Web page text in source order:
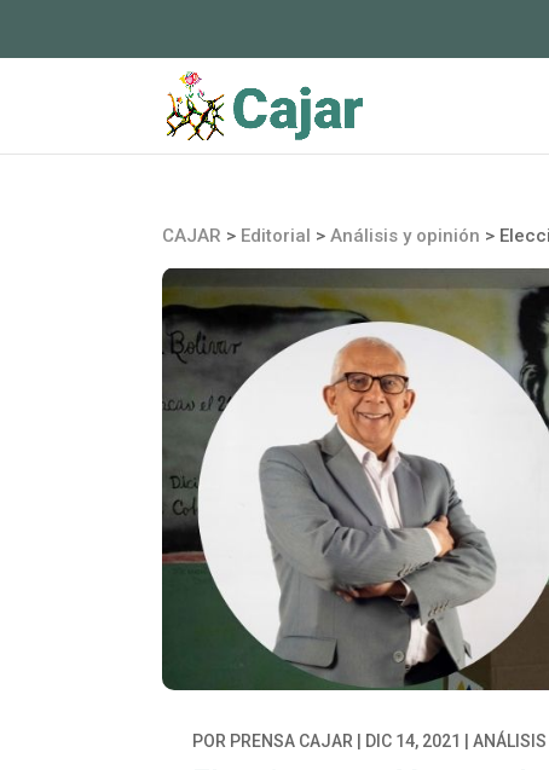
CAJAR > Editorial >Análisis y opinión >
POR PRENSA CAJAR DIC 14, 2021 |ANÁLISIS